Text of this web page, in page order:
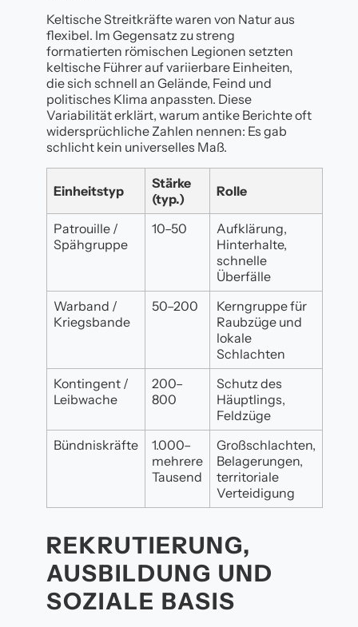
Keltische Streitkräfte waren von Natur aus
flexibel. Im Gegensatz zu streng
formatierten römischen Legionen setzten
keltische Führer auf variierbare Einheiten,
die sich schnell an Gelände, Feind und
politisches Klima anpassten. Diese
Variabilität erklärt, warum antike Berichte oft
widersprüchliche Zahlen nennen: Es gab
schlicht kein universelles Maß.
Einheitstyp
Stärke
(typ.)
Rolle
Patrouille /
Spähgruppe
10–50
Aufklärung,
Hinterhalte,
schnelle
Überfälle
Warband /
Kriegsbande
50–200
Kerngruppe für
Raubzüge und
lokale
Schlachten
Kontingent /
Leibwache
200–
800
Schutz des
Häuptlings,
Feldzüge
Bündniskräfte
1.000–
mehrere
Tausend
Großschlachten,
Belagerungen,
territoriale
Verteidigung
REKRUTIERUNG,
AUSBILDUNG UND
SOZIALE BASIS